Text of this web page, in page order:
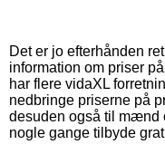
Det er jo efterhånden
information om priser
har flere vidaXL
nedbringe priserne på
desuden også til mænd
nogle gange tilbyde